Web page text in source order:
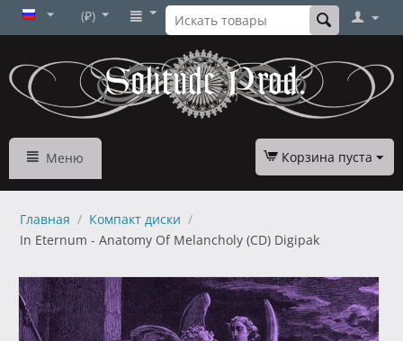
(₽)
Меню Корзина пуста
Главная / Компакт диски /
In Eternum - Anatomy Of Melancholy (CD) Digipak